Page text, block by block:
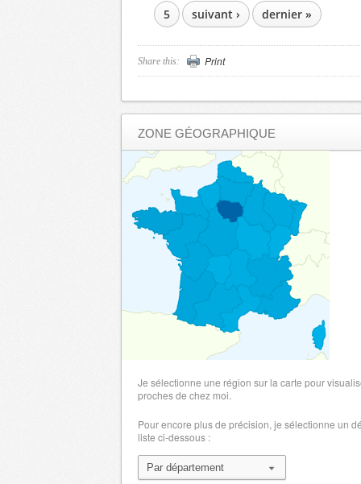
5 suivant › dernier »
Share this: Print
ZONE GÉOGRAPHIQUE
Je sélectionne une région sur la carte pour
proches de chez moi.
Pour encore plus de précision, je sélectionne un
liste ci-dessous :